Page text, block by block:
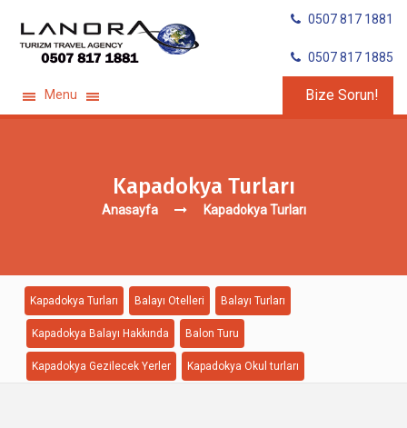
0507 817 1881
0507 817 1885
Bize Sorun!
Menu
Kapadokya Turları
Anasayfa Kapadokya Turları
Kapadokya Turları Balayı Otelleri Balayı Turları
Kapadokya Balayı Hakkında Balon Turu
Kapadokya Gezilecek Yerler Kapadokya Okul turları